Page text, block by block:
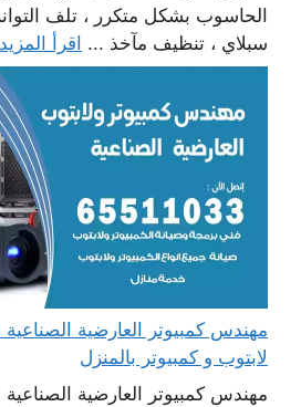
الحاسوب بشكل متكرر ، تلف
سبلاي ، تنظيف مآخذ ... اقرأ المزيد
لابتوب و كمبيوتر بالمنزل
مهندس كمبيوتر العارضية